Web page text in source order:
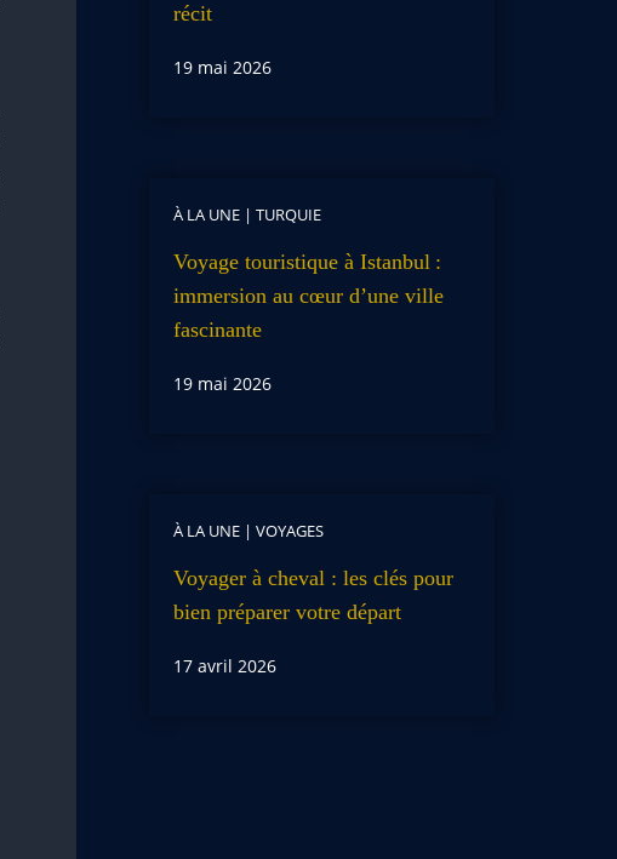
récit
19 mai 2026
À LA UNE| TURQUIE
Voyage touristique à Istanbul :
immersion au cœur d’une ville
fascinante
19 mai 2026
À LA UNE| VOYAGES
Voyager à cheval : les clés pour
bien préparer votre départ
17 avril 2026